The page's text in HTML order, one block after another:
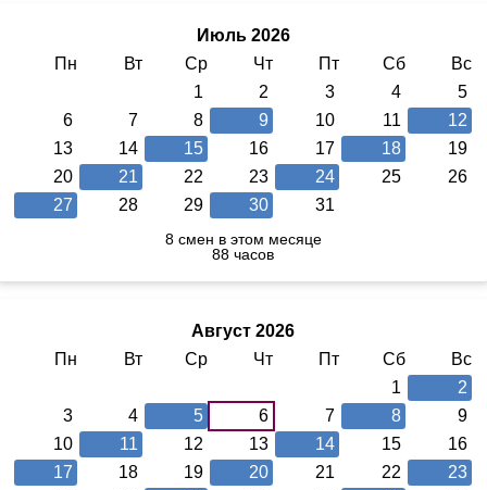
Июль 2026
Пн
Вт Ср Чт Пт Сб
Вс
1
2 3 4
5
6
7 8 9 10 11
12
13
14 15 16 17 18
19
20
21 22 23 24 25
26
27
28 29 30 31
8 смен в этом месяце
88 часов
Август 2026
Пн
Вт Ср Чт Пт Сб
Вс
1
2
3
4 5 6 7 8
9
10
11 12 13 14 15
16
17
18 19 20 21 22
23